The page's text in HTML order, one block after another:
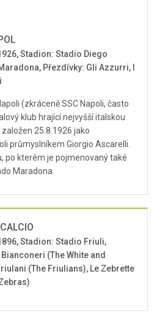
Stadion: Stadio Diego
Přezdívky: Gli Azzurri, I
(zkráceně SSC Napoli, často
klub hrající nejvyšší italskou
25.8.1926 jako
průmyslníkem Giorgio Ascarelli.
po kterém je pojmenovaný také
Maradona.
Stadion: Stadio Friuli,
(The White and
(The Friulians), Le Zebrette